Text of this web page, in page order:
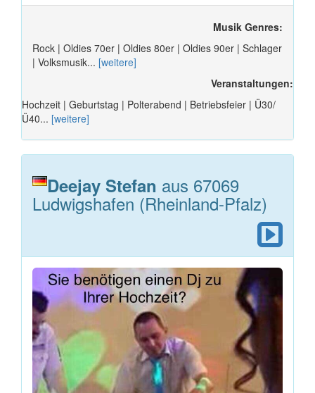
Musik Genres:
Rock | Oldies 70er | Oldies 80er | Oldies 90er | Schlager
| Volksmusik... [weitere]
Veranstaltungen:
Hochzeit | Geburtstag | Polterabend | Betriebsfeier | Ü30/
Ü40... [weitere]
Deejay Stefan aus 67069
Ludwigshafen (Rheinland-Pfalz)